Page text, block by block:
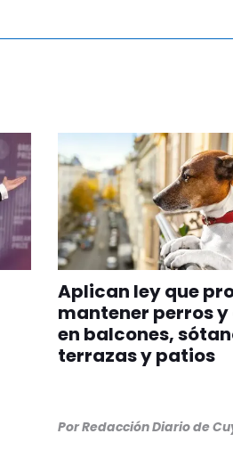
Aplican ley que
mantener perros
en balcones,
terrazas y patios
PorRedacción Diario de